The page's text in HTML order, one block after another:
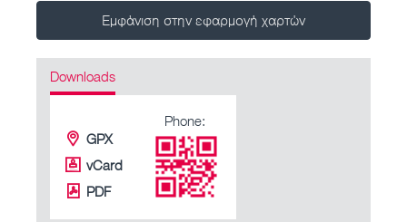
Εμφάνιση στην εφαρμογή χαρτών
Downloads
GPX
vCard
PDF
Phone: